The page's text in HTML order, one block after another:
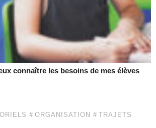
connaître les besoins de mes élèves
ORGANISATION TRAJETS